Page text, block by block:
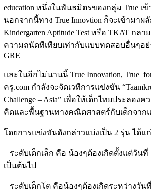
education หนึ่งในพันธมิตรของกลุ่ม True เ
นอกจากนี้ทาง True Innovtion ก็จะเข้ามาผลั
Kindergarten Aptitude Test หรือ TKAT กล
ความถนัดทีเทียบเท่ากับแบบทดสอบอื่นๆอย่
GRE
และในอีกไม่นานนี้ True Innovation, True
ครู.com กำลังจะจัดเวทีการแข่งขัน
Challenge – Asia” เพื่อให้เด็กไทยประลอง
คิดและพื้นฐานทางคณิตศาสตร์กับเด็กจากแ
โดยการแข่งขันดังกล่าวแบ่งเป็น 2 รุ่น ได้แก่
– ระดับเด็กเล็ก คือ น้องๆต้องเกิดตั้งแต่วันที่
เป็นต้นไป
– ระดับเด็กโต คือน้องๆต้องเกิดระหว่างวัน